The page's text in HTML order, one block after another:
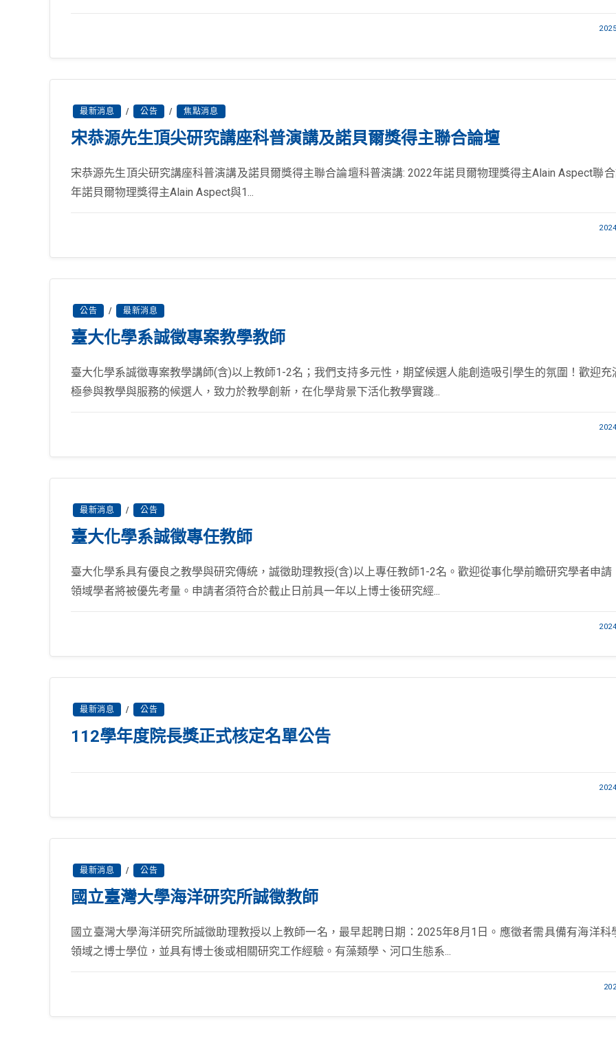
最新消息 / 公告 / 焦點消息
宋恭源先生頂尖研究講座科普演講及諾貝爾獎得主聯合論壇
宋恭源先生頂尖研究講座科普演講及諾貝爾獎得主聯合論壇科普演講: 2022年諾貝爾物理獎得主Alain Aspect聯
年諾貝爾物理獎得主Alain Aspect與1...
公告 / 最新消息
臺大化學系誠徵專案教學教師
臺大化學系誠徵專案教學講師(含)以上教師1-2名；我們支持多元性，期望候選人能創造吸引學生的氛圍！歡迎充
極參與教學與服務的候選人，致力於教學創新，在化學背景下活化教學實踐...
最新消息 / 公告
臺大化學系誠徵專任教師
臺大化學系具有優良之教學與研究傳統，誠徵助理教授(含)以上專任教師1-2名。歡迎從事化學前瞻研究學者申請
領域學者將被優先考量。申請者須符合於截止日前具一年以上博士後研究經...
最新消息 / 公告
112學年度院長獎正式核定名單公告
最新消息 / 公告
國立臺灣大學海洋研究所誠徵教師
國立臺灣大學海洋研究所誠徵助理教授以上教師一名，最早起聘日期：2025年8月1日。應徵者需具備有海洋科
領域之博士學位，並具有博士後或相關研究工作經驗。有藻類學、河口生態系...